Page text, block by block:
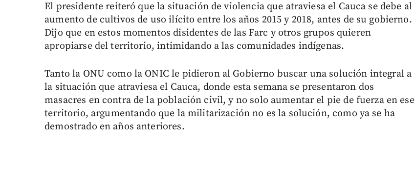
El presidente reiteró que la situación de violencia que atraviesa el Cauca se debe al
aumento de cultivos de uso ilícito entre los años 2015 y 2018, antes de su gobierno.
Dijo que en estos momentos disidentes de las Farc y otros grupos quieren
apropiarse del territorio, intimidando a las comunidades indígenas.
Tanto la ONU como la ONIC le pidieron al Gobierno buscar una solución integral a
la situación que atraviesa el Cauca, donde esta semana se presentaron dos
masacres en contra de la población civil, y no solo aumentar el pie de fuerza en ese
territorio, argumentando que la militarización no es la solución, como ya se ha
demostrado en años anteriores.